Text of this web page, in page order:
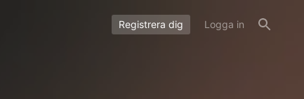
Registrera dig Logga in